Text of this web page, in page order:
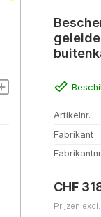
Artikelnr.
Fabrikant
Normale
CHF
Prijzen